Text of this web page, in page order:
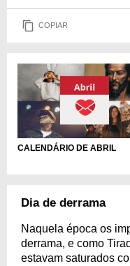
COPIAR
CALENDÁRIO DE ABRIL
Dia de derrama
Naquela época os
derrama, e como
estavam saturados